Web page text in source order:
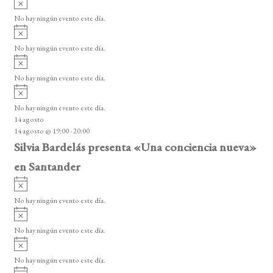
n
t
o
s
o
v
i
o
No hay ningún evento este día.
A
v
i
o
No hay ningún evento este día.
A
v
i
o
No hay ningún evento este día.
A
v
i
s
o
No hay ningún evento este día.
14 agosto
14 agosto @ 19:00-20:00
Silvia Bardelás presenta «Una conciencia nueva»
en Santander
A
v
i
o
No hay ningún evento este día.
A
v
i
o
No hay ningún evento este día.
A
v
i
No hay ningún evento este día.
A